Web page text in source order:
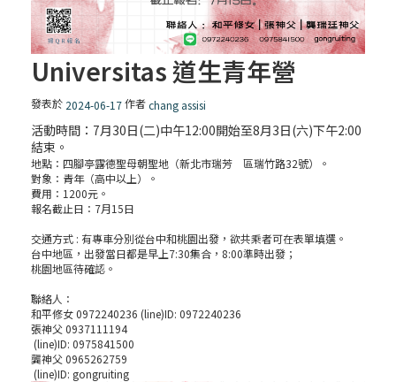
Universitas 道生青年營
發表於 2024-06-17作者chang assisi
活動時間：7月30日(二)中午12:00開始至8月3日(六)下午2:00
結束。
地點：四腳亭露德聖母朝聖地（新北市瑞芳 區瑞竹路32號）。
對象：青年（高中以上）。
費用：1200元。
報名截止日：7月15日
交通方式 : 有專車分別從台中和桃園出發，欲共乘者可在表單填選。
台中地區，出發當日都是早上7:30集合，8:00準時出發；
桃園地區待確認。
聯絡人：
和平修女 0972240236 (line)ID: 0972240236
張神父 0937111194
(line)ID: 0975841500
龔神父 0965262759
(line)ID: gongruiting